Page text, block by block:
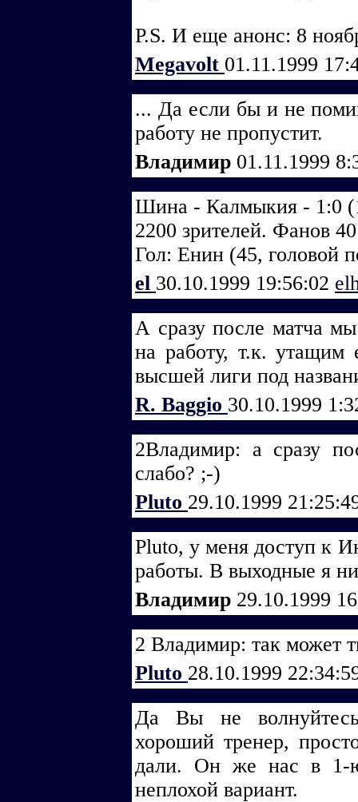
P.S. И еще анонс: 8
Megavolt 01.11.1999
... Да если бы и не
работу не пропустит.
Владимир 01.11.1999
Шина - Калмыкия - 1:0
2200 зрителей. Фанов
Гол: Енин (45, головой
el 30.10.1999 19:56:02
А сразу после матча
на работу, т.к.
высшей лиги под
R. Baggio 30.10.1999
2Владимир: а сразу
слабо? ;-)
Pluto 29.10.1999
Pluto, у меня доступ к
работы. В выходные я
Владимир 29.10.1999
2 Владимир: так может
Pluto 28.10.1999
Да Вы не
хороший тренер,
дали. Он же нас в 1-
неплохой вариант.